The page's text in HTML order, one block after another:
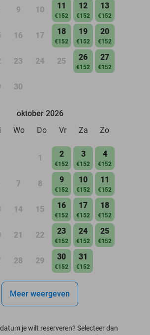
9 10 11
€152
12
€152
13
€152
16 17 18
€152
19
€152
20
€152
23 24 25 26
€152
27
€152
30
oktober 2026
Wo Do Vr Za Zo
1 2
€152
3
€152
4
€152
7 8 9
€152
10
€152
11
€152
14 15 16
€152
17
€152
18
€152
21 22 23
€152
24
€152
25
€152
28 29 30
€152
31
€152
Meer weergeven
je wilt reserveren? Selecteer dan